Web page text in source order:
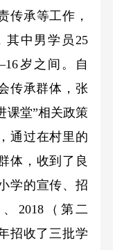
传承等工作，
其中男学员25
岁之间。自
传承群体，张
课堂”相关政策
通过在村里的
体，收到了良
学的宣传、招
2018（第二
招收了三批学